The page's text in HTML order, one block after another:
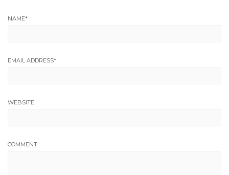
NAME*
EMAIL ADDRESS*
WEBSITE
COMMENT